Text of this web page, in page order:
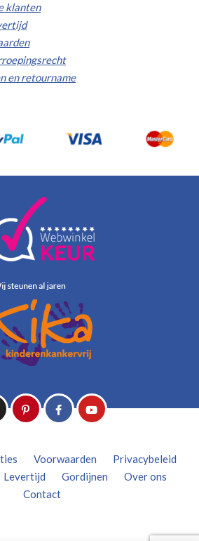
klanten
en retourname
Voorwaarden
Privacybeleid
Levertijd Gordijnen
Over ons
Contact